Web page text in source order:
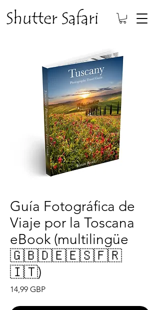
Guía Fotográfica de
Viaje por la Toscana
eBook (multilingüe
🇬🇧🇩🇪🇪🇸🇫🇷
🇮🇹)
14,99 GBPPrecio